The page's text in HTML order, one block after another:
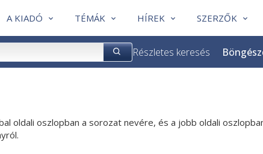
A KIADÓ TÉMÁK HÍREK SZERZŐK
Részletes keresés
oldali oszlopban a sorozat nevére, és a jobb oldali